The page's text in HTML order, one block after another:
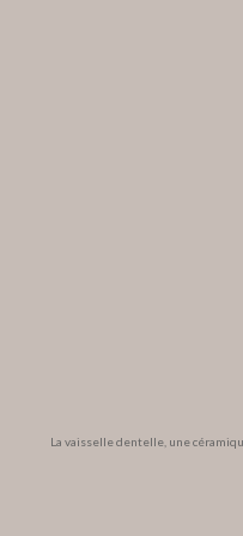
La vaisselle dentelle, une